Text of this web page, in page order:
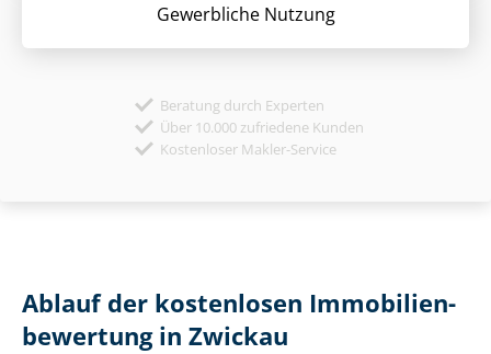
Gewerbliche Nutzung
Beratung durch Experten
Über 10.000 zufriedene Kunden
Kostenloser Makler-Service
Ablauf der kostenlosen Im­mo­bi­li­en­
be­wer­tung in Zwickau